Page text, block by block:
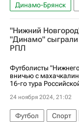
Динамо-Брянск
Каспийск
Ян (Регенсбург)
РПЛ 2026-2027
"Нижний
"Динамо"
РПЛ
Футболисты
вничью с
16-го тура
24 ноября 2024, 21:02
Футбол Спорт